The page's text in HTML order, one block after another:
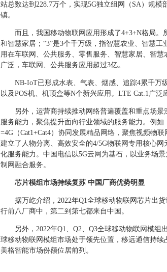
站总数达到228.7万个，实现5G独立组网（SA）规
镇。
而且，我国移动物联网应用形成了4+3+N格局。
和智慧家居；“3”是3个千万级，指智慧农业、智慧
用在车联网、公共服务、零售服务、智慧家居、智
广泛，车联网、公共服务应用超过3亿。
NB-IoT已形成水表、气表、烟感、追踪4累千万
以及POS机、机顶盒等N个新兴应用。LTE Cat.1广
另外，运营商持续推动网络普遍覆盖和重点场
服务能力，聚焦提升面向行业领域的服务能力。例如
=4G（Cat1+Cat4）协同发展精品网络，聚焦视频物
建立了人物分离、高效安全的4/5G物联网专用核心
化服务能力。中国电信以5G云网为基石，以业务场
制网融合服务。
芯片模组市场持续复苏 中国厂商优势明显
据万屹介绍，2022年Q1全球移动物联网芯片出
行前八厂商中，第二到第七都来自中国。
另外，2022年Q1、Q2、Q3全球移动物联网模
球移动物联网模组市场处于领先位置，移远通信持续
美格智能市场份额位居前列。